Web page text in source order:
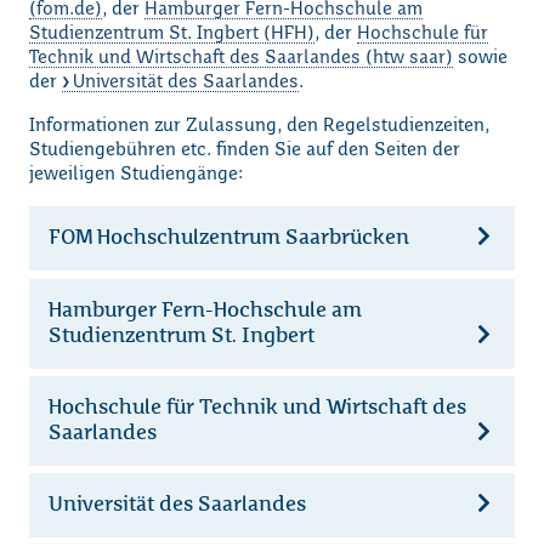
(fom.de), der Hamburger Fern-Hochschule am
Studienzentrum St. Ingbert (HFH), der Hochschule für
Technik und Wirtschaft des Saarlandes (htw saar) sowie
der
Universität des Saarlandes.
Informationen zur Zulassung, den Regelstudienzeiten,
Studiengebühren etc. finden Sie auf den Seiten der
jeweiligen Studiengänge:
FOM Hochschulzentrum Saarbrücken
Hamburger Fern-Hochschule am
Studienzentrum St. Ingbert
Hochschule für Technik und Wirtschaft des
Saarlandes
Universität des Saarlandes